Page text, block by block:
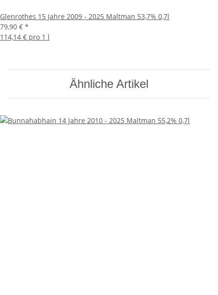
Glenrothes 15 Jahre 2009 - 2025 Maltman 53,7% 0,7l
79,90 € *
114,14 € pro 1 l
Ähnliche Artikel